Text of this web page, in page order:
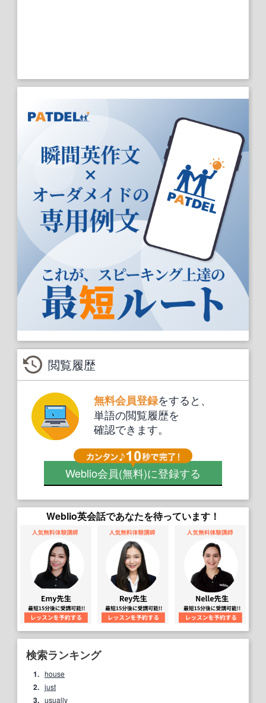
閲覧履歴
無料会員登録をすると、
単語の閲覧履歴を
確認できます。
Weblio会員(無料)に登録する
Weblio英会話であなたを待っています！
検索ランキング
1. house
2. just
3. usually